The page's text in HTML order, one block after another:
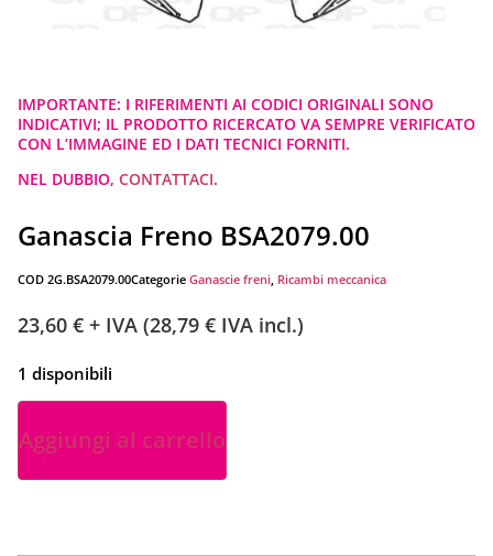
IMPORTANTE: I RIFERIMENTI AI CODICI ORIGINALI SONO
INDICATIVI; IL PRODOTTO RICERCATO VA SEMPRE VERIFICATO
CON L’IMMAGINE ED I DATI TECNICI FORNITI.
NEL DUBBIO, CONTATTACI.
Ganascia Freno BSA2079.00
COD 2G.BSA2079.00Categorie Ganascie freni, Ricambi meccanica
23,60 € + IVA (28,79 € IVA incl.)
1 disponibili
Aggiungi al carrello